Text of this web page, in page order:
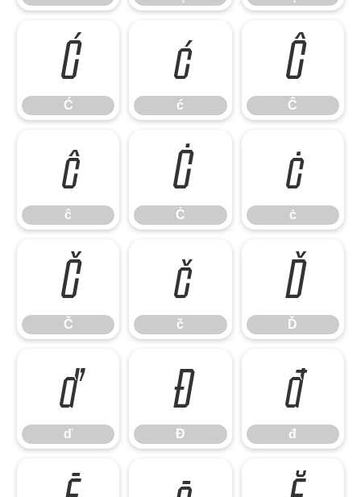
Ć
Ć
ć
ć
Ĉ
Ĉ
ĉ
ĉ
Ċ
Ċ
ċ
ċ
Č
Č
č
č
Ď
Ď
ď
ď
Đ
Đ
đ
đ